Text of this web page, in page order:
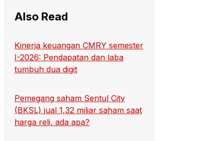
Also Read
Kinerja keuangan CMRY semester
I-2026: Pendapatan dan laba
tumbuh dua digit
Pemegang saham Sentul City
(BKSL) jual 1,32 miliar saham saat
harga reli, ada apa?